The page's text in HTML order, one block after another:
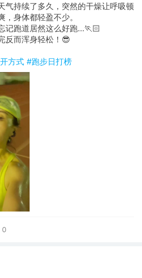
气持续了多久，突然的干燥让呼吸顿
身体都轻盈不少。
记跑道居然这么好跑…🏃🏻
反而浑身轻松！😎
方式 #跑步日打榜
0